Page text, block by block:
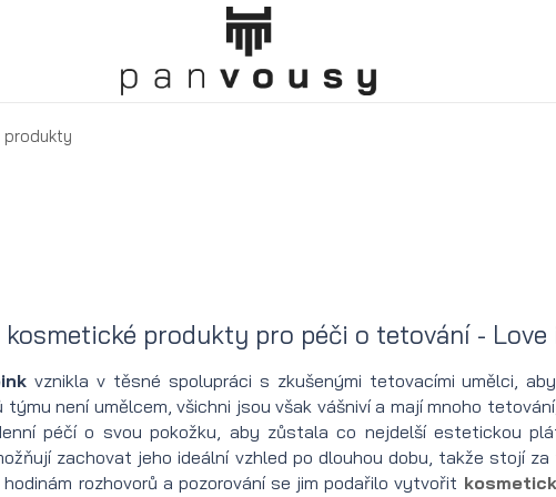
pomáda
Vosková
pomáda
Krémová
Matná
Hřeben
na
vlasy
Krém
před
holením
Holicí
olej
Holicí
Krém
po
holení
Voda
Holicí
Klasická
břitva
Žiletková
Žiletky
Mísa na
holení
Popruh
muže na obličej
péči o tetování
s filtrem SPF
Mýdlo
na
tetování
Balzám
produkty
kosmetické produkty pro péči o tetování -
vznikla v těsné spolupráci s zkušenými tetovacími umělci,
týmu není umělcem, všichni jsou však vášniví a mají mnoho
péčí o svou pokožku, aby zůstala co nejdelší estetickou
zachovat jeho ideální vzhled po dlouhou dobu, takže stojí
rozhovorů a pozorování se jim podařilo vytvořit